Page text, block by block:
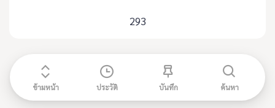
293
ข้ามหน้า ประวัติ บันทึก ค้นหา